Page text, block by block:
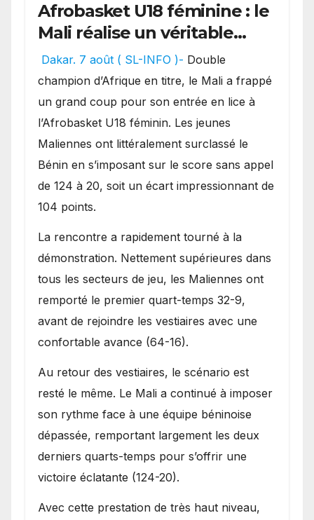
Afrobasket U18 féminine : le
Mali réalise un véritable
festival offensif et inflige
une lourde défaite au
Bénin.
Dakar. 7 août ( SL-INFO )- Double
champion d’Afrique en titre, le Mali a frappé
un grand coup pour son entrée en lice à
l’Afrobasket U18 féminin. Les jeunes
Maliennes ont littéralement surclassé le
Bénin en s’imposant sur le score sans appel
de 124 à 20, soit un écart impressionnant de
104 points.
La rencontre a rapidement tourné à la
démonstration. Nettement supérieures dans
tous les secteurs de jeu, les Maliennes ont
remporté le premier quart-temps 32-9,
avant de rejoindre les vestiaires avec une
confortable avance (64-16).
Au retour des vestiaires, le scénario est
resté le même. Le Mali a continué à imposer
son rythme face à une équipe béninoise
dépassée, remportant largement les deux
derniers quarts-temps pour s’offrir une
victoire éclatante (124-20).
Avec cette prestation de très haut niveau,